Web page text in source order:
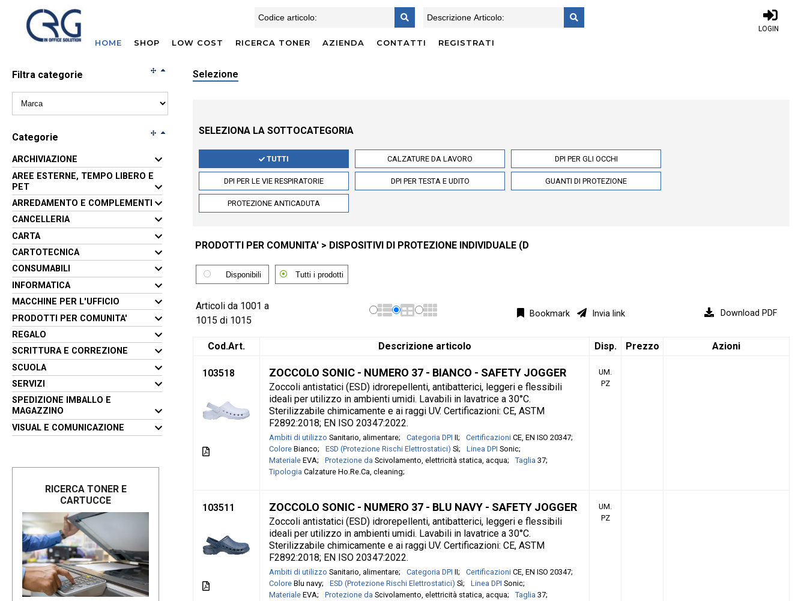
LOGIN
HOME SHOP LOW COST RICERCA TONER AZIENDA CONTATTI REGISTRATI
Filtra categorie
Categorie
ARCHIVIAZIONE
AREE ESTERNE, TEMPO LIBERO E
PET
ARREDAMENTO E COMPLEMENTI
CANCELLERIA
CARTA
CARTOTECNICA
CONSUMABILI
INFORMATICA
MACCHINE PER L'UFFICIO
PRODOTTI PER COMUNITA'
REGALO
SCRITTURA E CORREZIONE
SCUOLA
SERVIZI
SPEDIZIONE IMBALLO E
MAGAZZINO
VISUAL E COMUNICAZIONE
RICERCA TONER E
CARTUCCE
Selezione
SELEZIONA LA SOTTOCATEGORIA
TUTTI CALZATURE DA LAVORO DPI PER GLI OCCHI
DPI PER LE VIE RESPIRATORIE DPI PER TESTA E UDITO GUANTI DI PROTEZIONE
PROTEZIONE ANTICADUTA
PRODOTTI PER COMUNITA' > DISPOSITIVI DI PROTEZIONE INDIVIDUALE (D
Disponibili Tutti i prodotti
Bookmark Invia link Download PDF
Articoli da 1001 a
1015 di 1015
Cod.Art. Descrizione articolo Disp. Prezzo Azioni
103518 ZOCCOLO SONIC - NUMERO 37 - BIANCO - SAFETY JOGGER
Zoccoli antistatici (ESD) idrorepellenti, antibatterici, leggeri e flessibili
ideali per utilizzo in ambienti umidi. Lavabili in lavatrice a 30°C.
Sterilizzabile chimicamente e ai raggi UV. Certificazioni: CE, ASTM
F2892:2018; EN ISO 20347:2022.
Ambiti di utilizzo Sanitario, alimentare Categoria DPI II Certificazioni CE, EN ISO 20347
Colore Bianco ESD (Protezione Rischi Elettrostatici) Sì Linea DPI Sonic
Materiale EVA Protezione da Scivolamento, elettricità statica, acqua Taglia 37
Tipologia Calzature Ho.Re.Ca, cleaning
UM.
PZ
103511 ZOCCOLO SONIC - NUMERO 37 - BLU NAVY - SAFETY JOGGER
Zoccoli antistatici (ESD) idrorepellenti, antibatterici, leggeri e flessibili
ideali per utilizzo in ambienti umidi. Lavabili in lavatrice a 30°C.
Sterilizzabile chimicamente e ai raggi UV. Certificazioni: CE, ASTM
F2892:2018; EN ISO 20347:2022.
Ambiti di utilizzo Sanitario, alimentare Categoria DPI II Certificazioni CE, EN ISO 20347
Colore Blu navy ESD (Protezione Rischi Elettrostatici) Sì Linea DPI Sonic
Materiale EVA Protezione da Scivolamento, elettricità statica, acqua Taglia 37
UM.
PZ